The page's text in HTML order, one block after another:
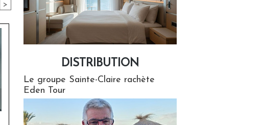
>
DISTRIBUTION
Le groupe Sainte-Claire rachète
Eden Tour